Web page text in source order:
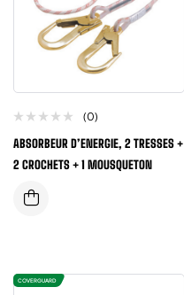
(0)
ABSORBEUR D’ENERGIE, 2 TRESSES +
2 CROCHETS + 1 MOUSQUETON
COVERGUARD